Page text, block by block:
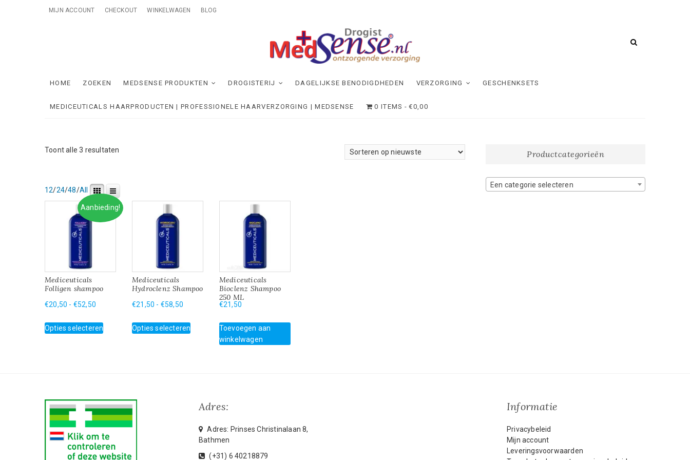
MIJN ACCOUNT CHECKOUT WINKELWAGEN BLOG
MedSense
HOME ZOEKEN MEDSENSE PRODUKTEN DROGISTERIJ DAGELIJKSE BENODIGDHEDEN VERZORGING GESCHENKSETS
MEDICEUTICALS HAARPRODUCTEN | PROFESSIONELE HAARVERZORGING | MEDSENSE 0 ITEMS €0,00
Toont alle 3 resultaten
12/24/48/All
Aanbieding!
Mediceuticals
Folligen shampoo
€20,50 - €52,50 Prijsklasse:
tot
Opties selecterenproduct
kan
gekozen
worden
op
de
productpagina
Mediceuticals
Hydroclenz Shampoo
€21,50 - €58,50Prijsklasse:
tot
Opties selecterenproduct
gekozen
productpagina
Mediceuticals
Bioclenz Shampoo
250 ML
€21,50
Toevoegen aan
winkelwagen
Productcategorieën
Een categorie selecteren
Adres:
Adres: Prinses Christinalaan 8,
Bathmen
(+31) 6 40218879
Informatie
Privacybeleid
Mijn account
Leveringsvoorwaarden